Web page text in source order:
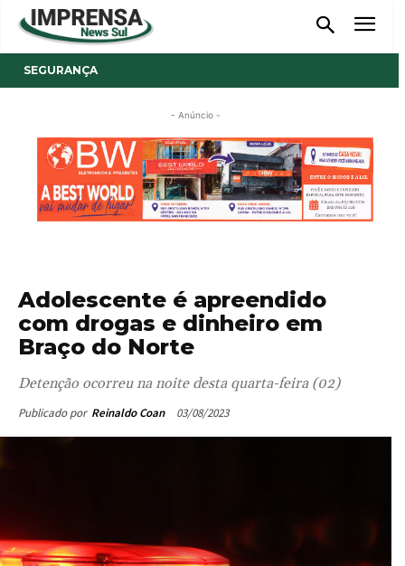
SEGURANÇA
- Anúncio -
Adolescente é apreendido
com drogas e dinheiro em
Braço do Norte
Detenção ocorreu na noite desta quarta-feira (02)
Publicado por Reinaldo Coan 03/08/2023